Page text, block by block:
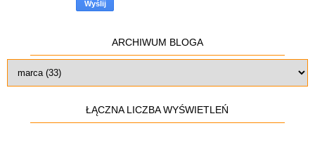
ARCHIWUM BLOGA
ŁĄCZNA LICZBA WYŚWIETLEŃ